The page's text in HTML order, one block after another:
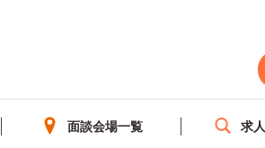
面談会場一覧 求